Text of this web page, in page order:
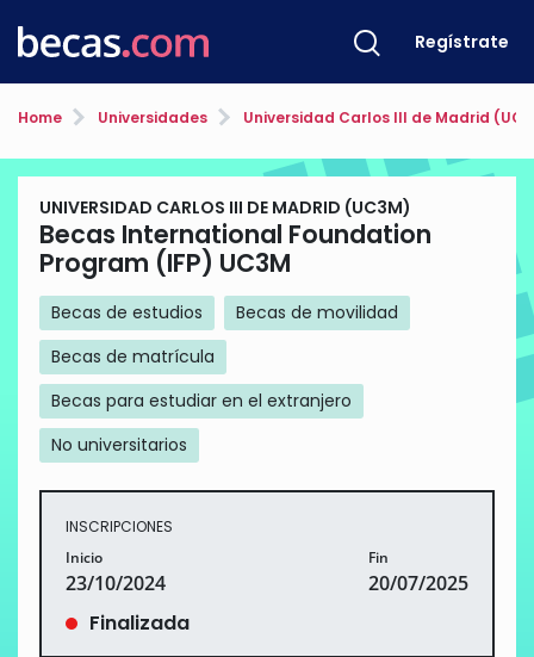
Regístrate
Home Universidades Universidad Carlos III de Madrid
UNIVERSIDAD CARLOS III DE MADRID (UC3M)
Becas International Foundation
Program (IFP) UC3M
Becas de estudios
Becas de movilidad
Becas de matrícula
Becas para estudiar en el extranjero
No universitarios
INSCRIPCIONES
Inicio
23/10/2024
Fin
20/07/2025
Finalizada